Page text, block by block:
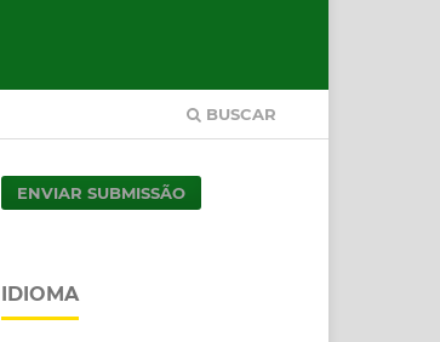
BUSCAR
ENVIAR SUBMISSÃO
IDIOMA